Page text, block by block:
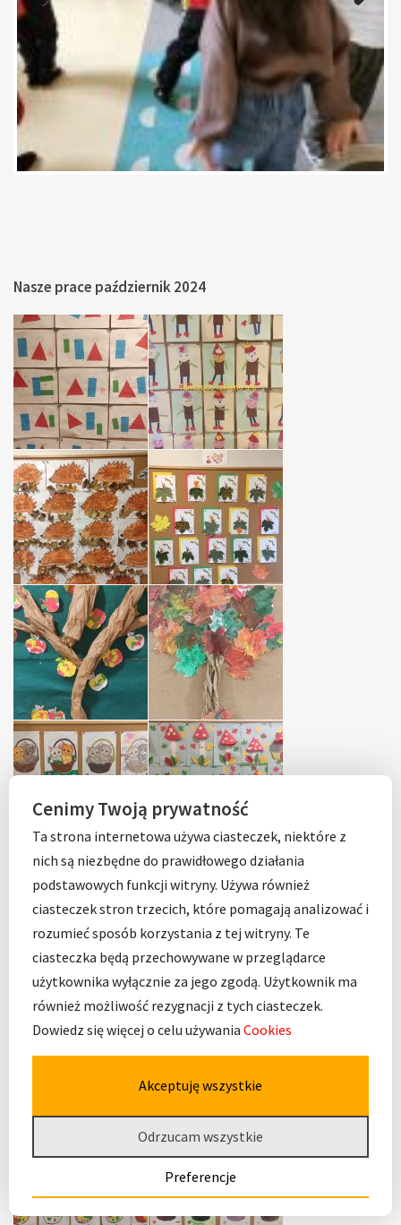
Previous
Nasze prace październik 2024
Cenimy Twoją prywatność
Ta strona internetowa używa ciasteczek, niektóre z
nich są niezbędne do prawidłowego działania
podstawowych funkcji witryny. Używa również
ciasteczek stron trzecich, które pomagają analizować i
rozumieć sposób korzystania z tej witryny. Te
ciasteczka będą przechowywane w przeglądarce
użytkownika wyłącznie za jego zgodą. Użytkownik ma
również możliwość rezygnacji z tych ciasteczek.
Dowiedz się więcej o celu używania Cookies
Akceptuję wszystkie
Odrzucam wszystkie
Preferencje